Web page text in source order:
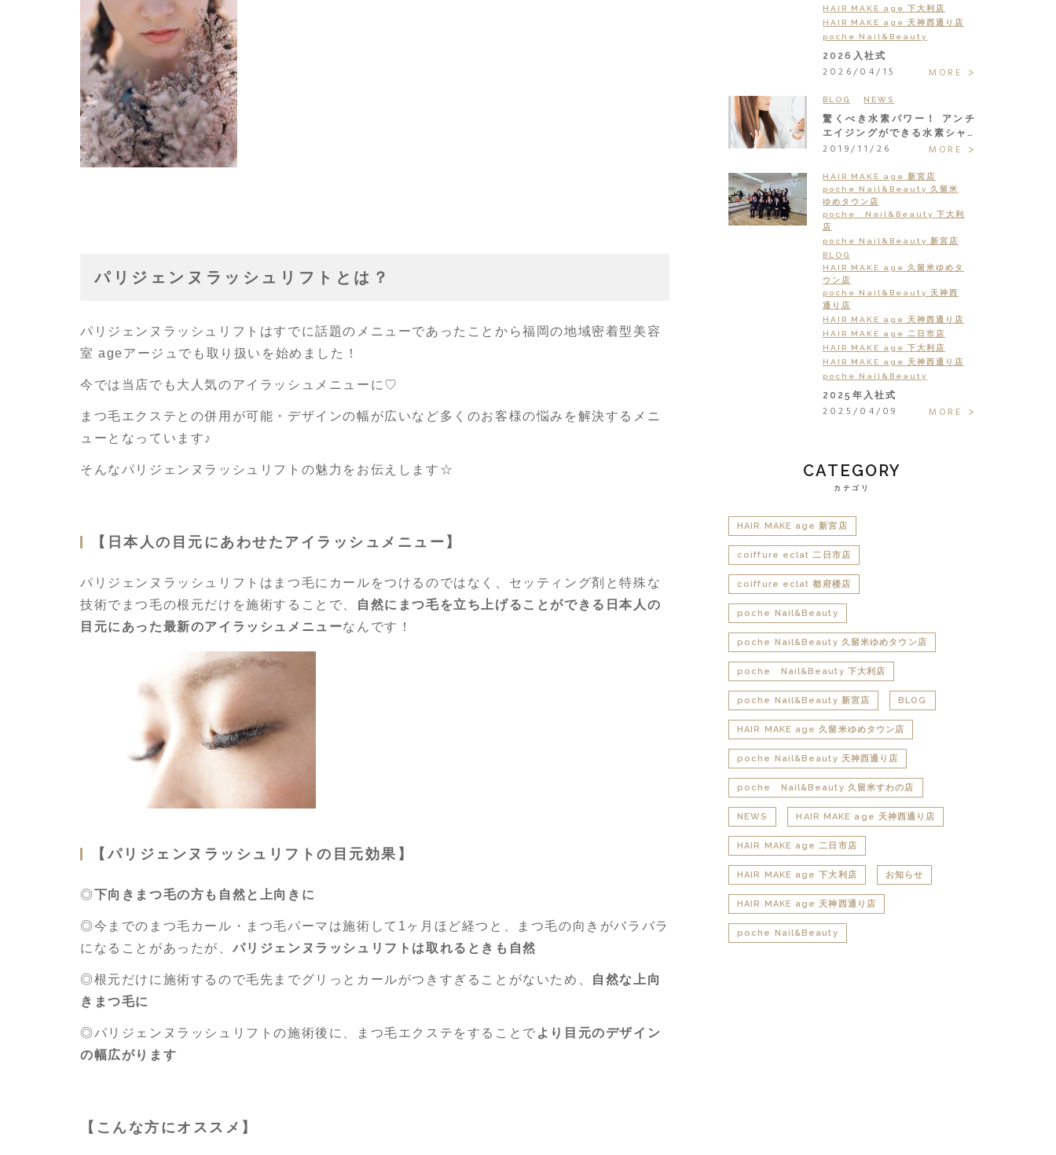
パリジェンヌラッシュリフトとは？
パリジェンヌラッシュリフトはすでに話題のメニューであったことから福岡の地域密着型美容
室 ageアージュでも取り扱いを始めました！
今では当店でも大人気のアイラッシュメニューに♡
まつ毛エクステとの併用が可能・デザインの幅が広いなど多くのお客様の悩みを解決するメニ
ューとなっています♪
そんなパリジェンヌラッシュリフトの魅力をお伝えします☆
【日本人の目元にあわせたアイラッシュメニュー】
パリジェンヌラッシュリフトはまつ毛にカールをつけるのではなく、セッティング剤と特殊な
技術でまつ毛の根元だけを施術することで、
自然にまつ毛を立ち上げることができる日本人の
目元にあった最新のアイラッシュメニューなんです！
【パリジェンヌラッシュリフトの目元効果】
◎下向きまつ毛の方も自然と上向きに
◎今までのまつ毛カール・まつ毛パーマは施術して1ヶ月ほど経つと、まつ毛の向きがバラバラ
になることがあったが、 パリジェンヌラッシュリフトは取れるときも自然
◎根元だけに施術するので毛先までグリっとカールがつきすぎることがないため、
自然な上向
きまつ毛に
◎パリジェンヌラッシュリフトの施術後に、まつ毛エクステをすることで より目元のデザイン
の幅広がります
【こんな方にオススメ】
HAIR MAKE age 下大利店
HAIR MAKE age 天神西通り店
poche Nail&Beauty
2026入社式
2026/04/15 MORE
BLOG NEWS
驚くべき水素パワー！ アンチ
エイジングができる水素シャ…
2019/11/26 MORE
HAIR MAKE age 新宮店
poche Nail&Beauty 久留米
ゆめタウン店
poche Nail&Beauty 下大利
店
poche Nail&Beauty 新宮店
BLOG
HAIR MAKE age 久留米ゆめタ
ウン店
poche Nail&Beauty 天神西
通り店
HAIR MAKE age 天神西通り店
HAIR MAKE age 二日市店
HAIR MAKE age 下大利店
HAIR MAKE age 天神西通り店
poche Nail&Beauty
2025年入社式
2025/04/09 MORE
CATEGORY
カテゴリ
HAIR MAKE age 新宮店
coiffure eclat 二日市店
coiffure eclat 都府楼店
poche Nail&Beauty
poche Nail&Beauty 久留米ゆめタウン店
poche Nail&Beauty 下大利店
poche Nail&Beauty 新宮店 BLOG
HAIR MAKE age 久留米ゆめタウン店
poche Nail&Beauty 天神西通り店
poche Nail&Beauty 久留米すわの店
NEWS HAIR MAKE age 天神西通り店
HAIR MAKE age 二日市店
HAIR MAKE age 下大利店 お知らせ
HAIR MAKE age 天神西通り店
poche Nail&Beauty